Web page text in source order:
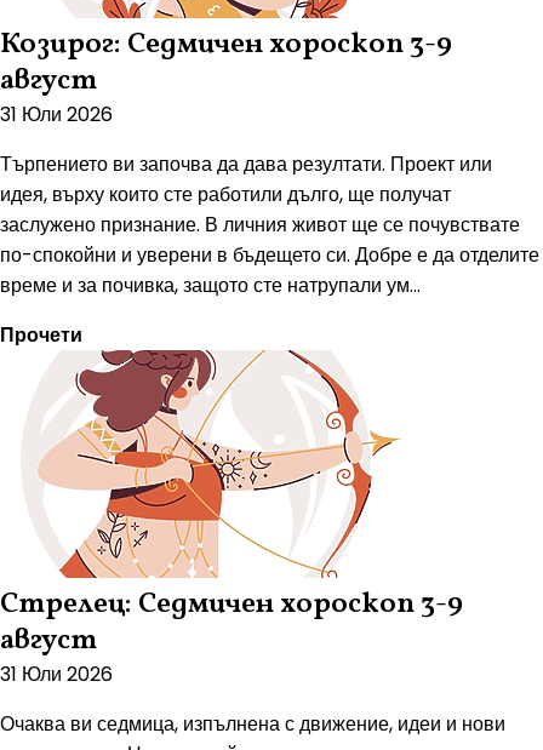
Козирог: Седмичен хороскоп 3-9
август
31 Юли 2026
Търпението ви започва да дава резултати. Проект или
идея, върху които сте работили дълго, ще получат
заслужено признание. В личния живот ще се почувствате
по-спокойни и уверени в бъдещето си. Добре е да отделите
време и за почивка, защото сте натрупали ум...
Прочети
Стрелец: Седмичен хороскоп 3-9
август
31 Юли 2026
Очаква ви седмица, изпълнена с движение, идеи и нови